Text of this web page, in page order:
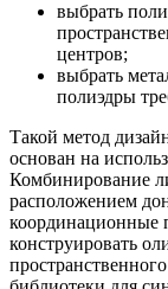
выбрать
центров;
выбрать
полиэдры
Такой метод
основан на
Комбинирование
расположением
координационные
конструировать